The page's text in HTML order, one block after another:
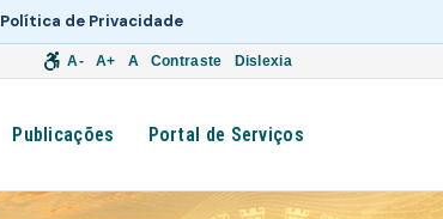
Política de Privacidade
A- A+ A Contraste Dislexia
Publicações Portal de Serviços